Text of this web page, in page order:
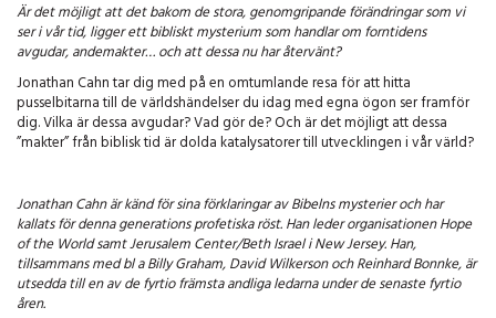
Är det möjligt att det bakom de stora, genomgripande förändringar som vi
ser i vår tid, ligger ett bibliskt mysterium som handlar om forntidens
avgudar, andemakter… och att dessa nu har återvänt?
Jonathan Cahn tar dig med på en omtumlande resa för att hitta
pusselbitarna till de världshändelser du idag med egna ögon ser framför
dig. Vilka är dessa avgudar? Vad gör de? Och är det möjligt att dessa
”makter” från biblisk tid är dolda katalysatorer till utvecklingen i vår värld?
Jonathan Cahn är känd för sina förklaringar av Bibelns mysterier och har
kallats för denna generations profetiska röst. Han leder organisationen Hope
of the World samt Jerusalem Center/Beth Israel i New Jersey. Han,
tillsammans med bl a Billy Graham, David Wilkerson och Reinhard Bonnke, är
utsedda till en av de fyrtio främsta andliga ledarna under de senaste fyrtio
åren.